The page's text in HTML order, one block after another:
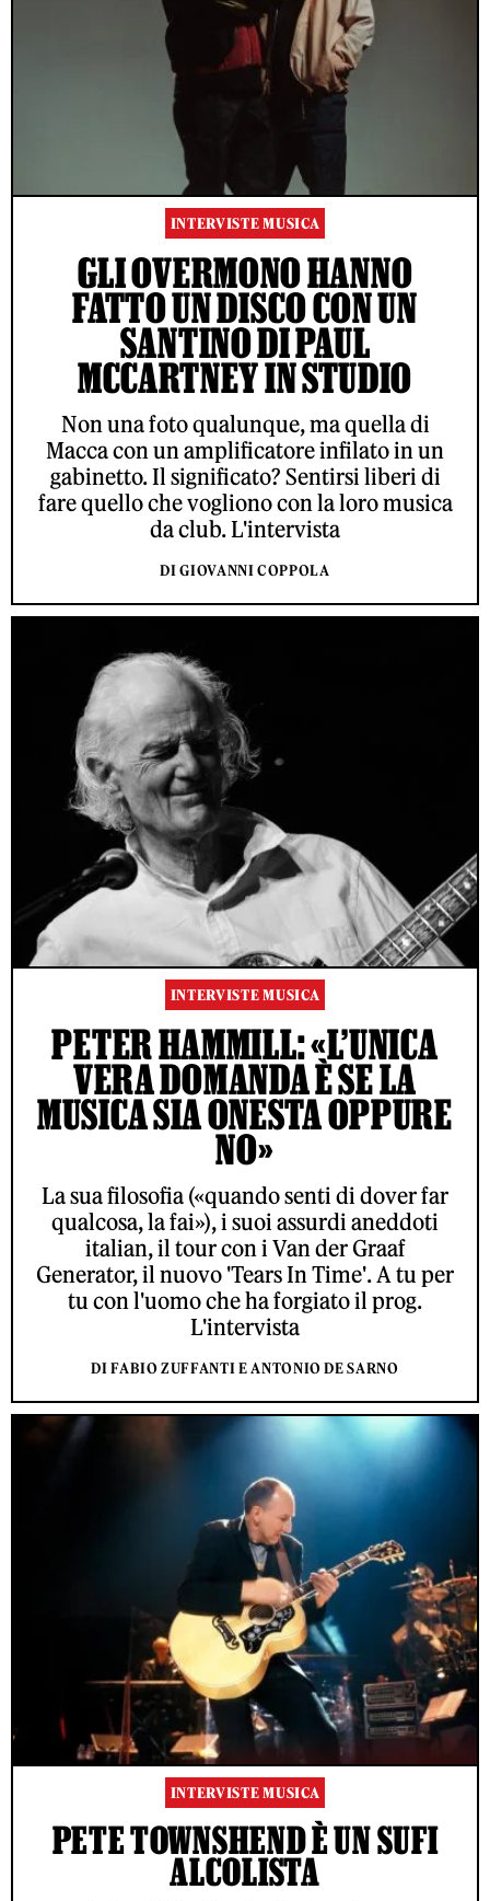
INTERVISTE MUSICA
GLI OVERMONO HANNO
FATTO UN DISCO CON UN
SANTINO DI PAUL
MCCARTNEY IN STUDIO
Non una foto qualunque, ma quella di
Macca con un amplificatore infilato in un
gabinetto. Il significato? Sentirsi liberi di
fare quello che vogliono con la loro musica
da club. L'intervista
DI GIOVANNI COPPOLA
INTERVISTE MUSICA
PETER HAMMILL: «L’UNICA
VERA DOMANDA È SE LA
MUSICA SIA ONESTA OPPURE
NO»
La sua filosofia («quando senti di dover far
qualcosa, la fai»), i suoi assurdi aneddoti
italian, il tour con i Van der Graaf
Generator, il nuovo 'Tears In Time'. A tu per
tu con l'uomo che ha forgiato il prog.
L'intervista
DI FABIO ZUFFANTI E ANTONIO DE SARNO
INTERVISTE MUSICA
PETE TOWNSHEND È UN SUFI
ALCOLISTA